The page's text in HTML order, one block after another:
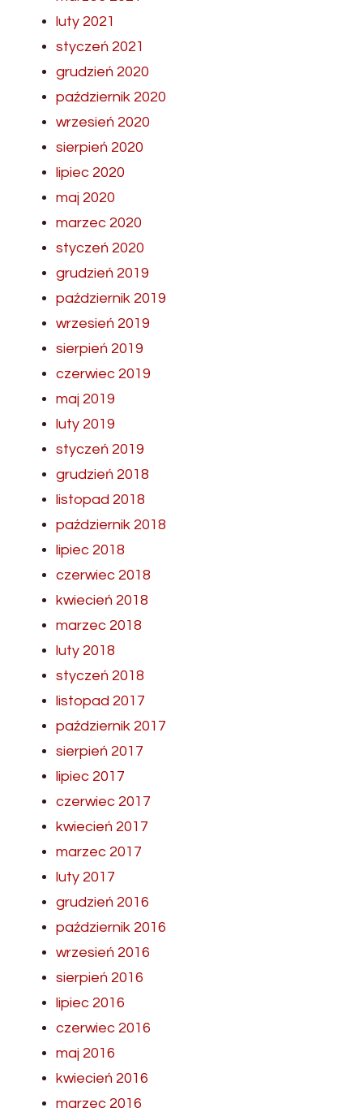
luty 2021
styczeń 2021
grudzień 2020
październik 2020
wrzesień 2020
sierpień 2020
lipiec 2020
maj 2020
marzec 2020
styczeń 2020
grudzień 2019
październik 2019
wrzesień 2019
sierpień 2019
czerwiec 2019
maj 2019
luty 2019
styczeń 2019
grudzień 2018
listopad 2018
październik 2018
lipiec 2018
czerwiec 2018
kwiecień 2018
marzec 2018
luty 2018
styczeń 2018
listopad 2017
październik 2017
sierpień 2017
lipiec 2017
czerwiec 2017
kwiecień 2017
marzec 2017
luty 2017
grudzień 2016
październik 2016
wrzesień 2016
sierpień 2016
lipiec 2016
czerwiec 2016
maj 2016
kwiecień 2016
marzec 2016